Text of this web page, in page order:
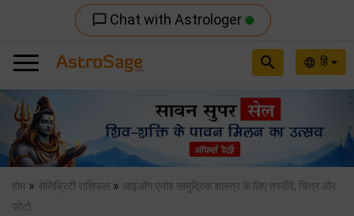
chat_bubble_outline Chat with Astrologer
language हि
search
Previous
होम » सेलिब्रिटी राशिफल » आइओंग एनोह सामुद्रिक शास्त्र के लिए तस्वीरें, चित्र और
फोटो